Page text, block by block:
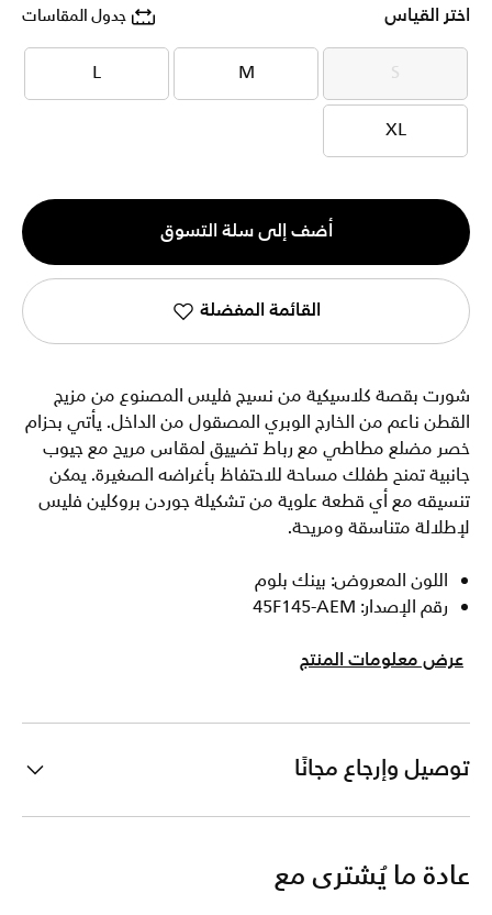
اختر القياس جدول المقاسات
S
S
M
M
L
L
XL
XL
الكمية
1
أضف إلى سلة التسوق
القائمة المفضلة
شورت بقصة كلاسيكية من نسيج فليس المصنوع من مزيج
القطن ناعم من الخارج الوبري المصقول من الداخل. يأتي بحزام
خصر مضلع مطاطي مع رباط تضييق لمقاس مريح مع جيوب
جانبية تمنح طفلك مساحة للاحتفاظ بأغراضه الصغيرة. يمكن
تنسيقه مع أي قطعة علوية من تشكيلة جوردن بروكلين فليس
لإطلالة متناسقة ومريحة.
اللون المعروض: بينك بلوم
رقم الإصدار: 45F145-AEM
عرض معلومات المنتج
توصيل وإرجاع مجانًا
عادة ما يُشترى مع